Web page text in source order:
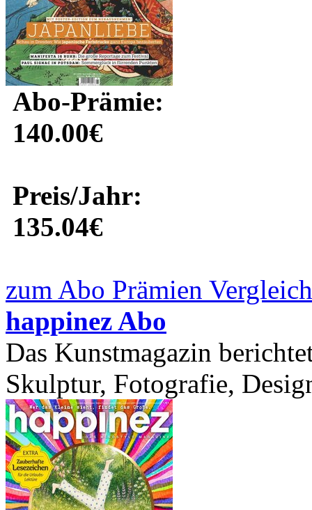
Abo-Prämie:
140.00€
Preis/Jahr:
135.04€
zum Abo Prämien
happinez Abo
Das Kunstmagazin
Skulptur, Fotografie,